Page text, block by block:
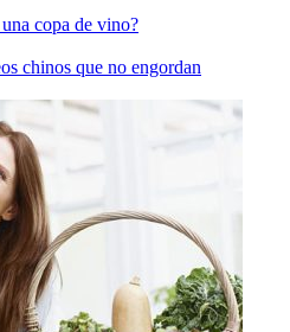
copa de vino?
chinos que no engordan